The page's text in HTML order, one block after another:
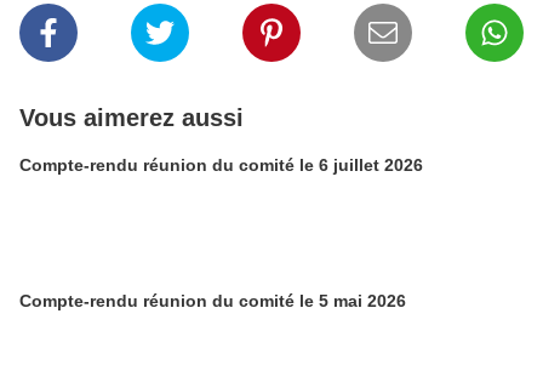
Vous aimerez aussi
Compte-rendu réunion du comité le 6 juillet 2026
Compte-rendu réunion du comité le 5 mai 2026